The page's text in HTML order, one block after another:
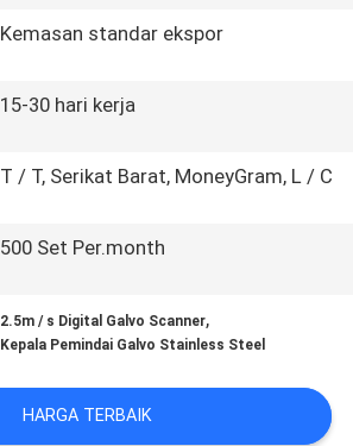
Kemasan standar ekspor
15-30 hari kerja
T / T, Serikat Barat, MoneyGram, L / C
500 Set Per.month
2.5m / s Digital Galvo Scanner,
Kepala Pemindai Galvo Stainless Steel
HARGA TERBAIK